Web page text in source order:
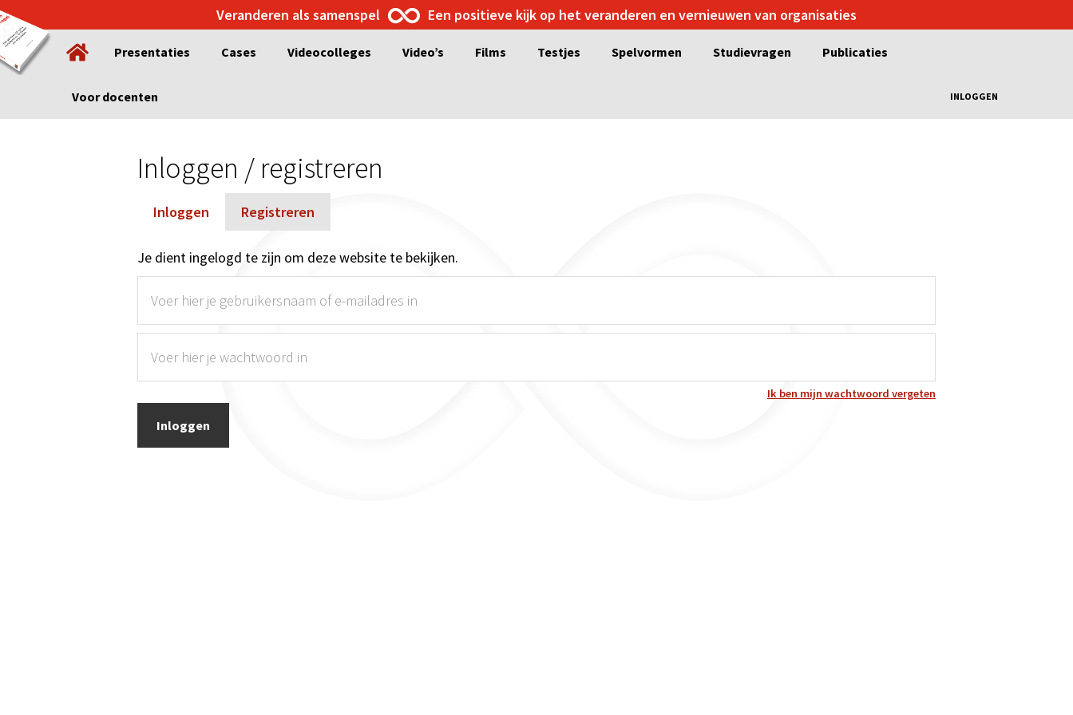
Spring
naar
de
hoofdnavigatie
Door
naar
de
hoofd
Veranderen als samenspel Een positieve kijk op het veranderen en vernieuwen van organisaties
Presentaties Cases Videocolleges Video’s Films Testjes Spelvormen Studievragen Publicaties
Voor docenten INLOGGEN
Inloggen / registreren
Inloggen Registreren
Je dient ingelogd te zijn om deze website te bekijken.
Ik ben mijn wachtwoord vergeten